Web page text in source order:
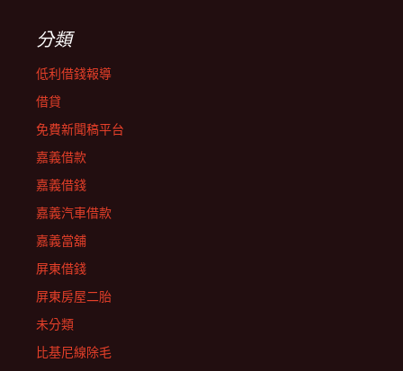
分類
低利借錢報導
借貸
免費新聞稿平台
嘉義借款
嘉義借錢
嘉義汽車借款
嘉義當舖
屏東借錢
屏東房屋二胎
未分類
比基尼線除毛